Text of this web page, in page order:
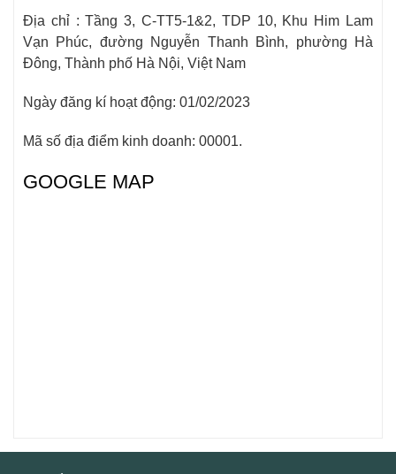
Địa chỉ : Tầng 3, C-TT5-1&2, TDP 10, Khu Him Lam
Vạn Phúc, đường Nguyễn Thanh Bình, phường Hà
Đông, Thành phố Hà Nội, Việt Nam
Ngày đăng kí hoạt động: 01/02/2023
Mã số địa điểm kinh doanh: 00001.
GOOGLE MAP